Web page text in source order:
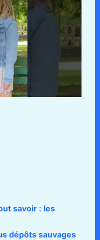
savoir : les
dépôts sauvages